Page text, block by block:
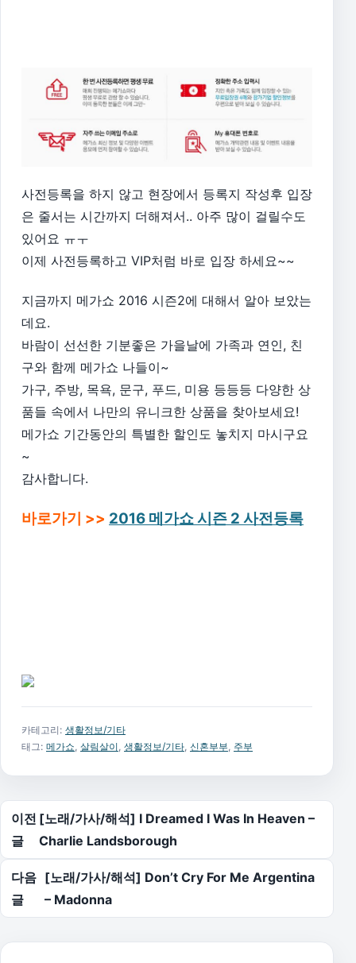
사전등록을 하지 않고 현장에서 등록지 작성후 입장
은 줄서는 시간까지 더해져서.. 아주 많이 걸릴수도
있어요 ㅠㅜ
이제 사전등록하고 VIP처럼 바로 입장 하세요~~
지금까지 메가쇼 2016 시즌2에 대해서 알아 보았는
데요.
바람이 선선한 기분좋은 가을날에 가족과 연인, 친
구와 함께 메가쇼 나들이~
가구, 주방, 목욕, 문구, 푸드, 미용 등등등 다양한 상
품들 속에서 나만의 유니크한 상품을 찾아보세요!
메가쇼 기간동안의 특별한 할인도 놓치지 마시구요
~
감사합니다.
바로가기 >> 2016 메가쇼 시즌 2 사전등록
카테고리: 생활정보/기타
태그: 메가쇼, 살림살이, 생활정보/기타, 신혼부부, 주부
글 탐색
이전
글
[노래/가사/해석] I Dreamed I Was In Heaven –
Charlie Landsborough
다음
글
[노래/가사/해석] Don’t Cry For Me Argentina
– Madonna